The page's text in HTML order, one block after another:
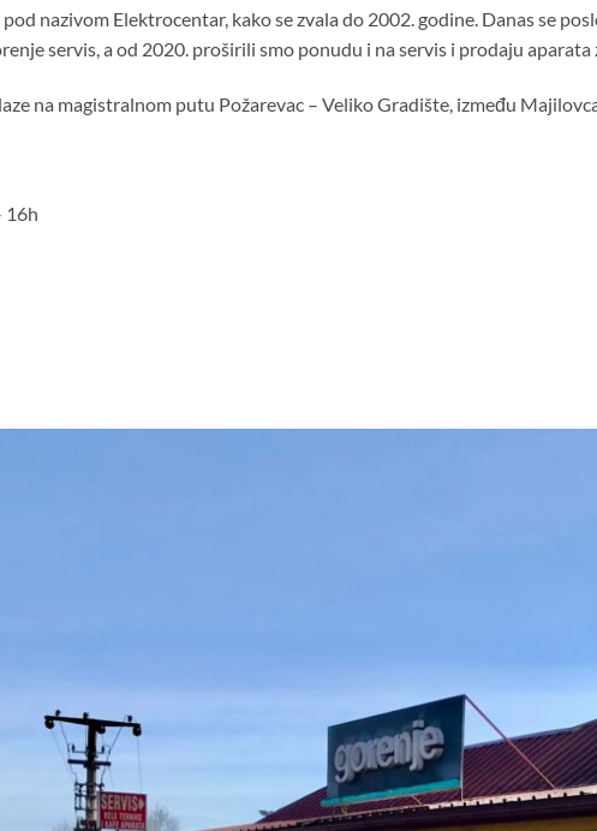
nazivom Elektrocentar, kako se zvala do 2002. godine. Danas se
servis, a od 2020. proširili smo ponudu i na servis i prodaju aparata
na magistralnom putu Požarevac – Veliko Gradište, između
16h